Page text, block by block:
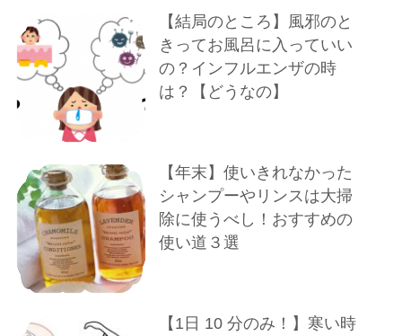
【結局のところ】風邪のと
きってお風呂に入っていい
の？インフルエンザの時
は？【どうなの】
【年末】使いきれなかった
シャンプーやリンスは大掃
除に使うべし！おすすめの
使い道３選
【1⽇ 10 分のみ！】寒い時